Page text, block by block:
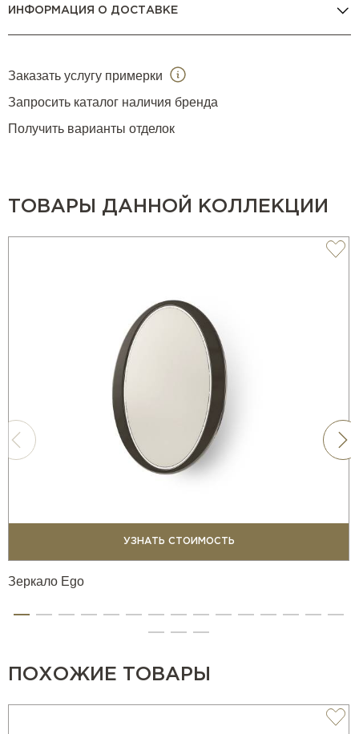
ИНФОРМАЦИЯ О ДОСТАВКЕ
Заказать услугу примерки
Запросить каталог наличия бренда
Получить варианты отделок
ТОВАРЫ ДАННОЙ КОЛЛЕКЦИИ
УЗНАТЬ СТОИМОСТЬ
Зеркало Ego
ПОХОЖИЕ ТОВАРЫ